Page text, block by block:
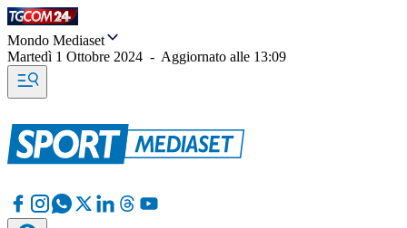
Mondo Mediaset
Martedì 1 Ottobre 2024 - Aggiornato alle 13:09